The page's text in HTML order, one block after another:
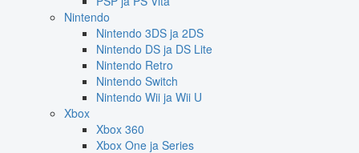
Nintendo
Nintendo 3DS ja 2DS
Nintendo DS ja DS Lite
Nintendo Retro
Nintendo Switch
Nintendo Wii ja Wii U
Xbox
Xbox 360
Xbox One ja Series